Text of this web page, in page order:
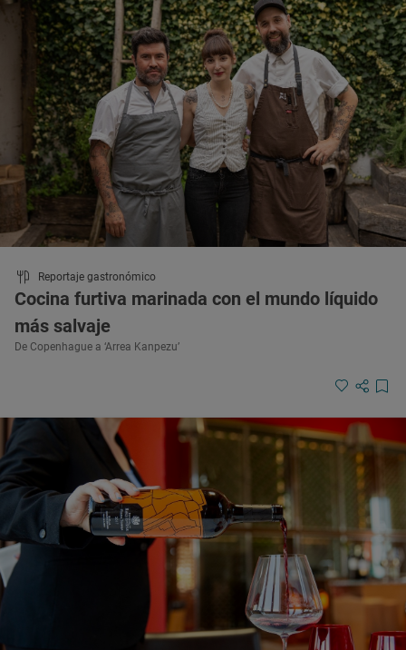
Reportaje gastronómico
Cocina furtiva marinada con el mundo líquido
más salvaje
De Copenhague a ‘Arrea Kanpezu’